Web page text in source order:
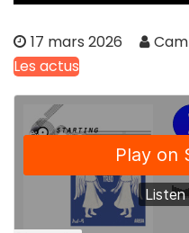
17 mars 2026
Les actus